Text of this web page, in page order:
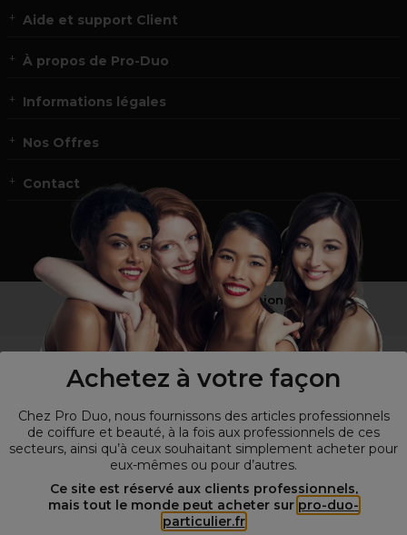
Achetez à votre façon
Chez Pro Duo, nous fournissons des articles professionnels
de coiffure et beauté, à la fois aux professionnels de ces
secteurs, ainsi qu’à ceux souhaitant simplement acheter pour
eux-mêmes ou pour d’autres.
Ce site est réservé aux clients professionnels,
mais tout le monde peut acheter sur pro-duo-
particulier.fr
Aide et support Client
À propos de Pro-Duo
Informations légales
Nos Offres
Contact
Vous n’êtes pas un professionnel ?
Visitez notre site pourles particuliers !
© Tous droits réservés © Pro-Duo